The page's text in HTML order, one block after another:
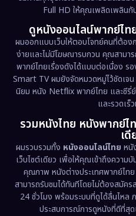
Dystopian
Emotional
Epic มหากาพย์
Erotic
Family ครอบครัว
Fantasy จินตนาการ
Fiction
Film
Full HD ให้คุณเพลิดเพลินกั
ดูหนังออนไลน์พากย์ไท
ผมออกแบบเว็บให้ตอบโจทย์คนที่ต้อง
ง่ายและไม่มีโฆษณารบกวน คุณสามา
พากย์ไทยเรื่องดังได้แบบต่อเนื่อง ร
Smart TV ผมยังจัดหมวดหมู่ไว้ชัดเจ
นิยม หนัง Netflix พากย์ไทย และซีรี่
และรวดเร็
รวมหนังไทย หนังพากย์ไ
เดี
ผมรวบรวมทั้ง หนังออนไลน์ไทย หนั
เว็บไซต์เดียว เพื่อให้คุณเข้าถึงความ
คุณภาพ หนังต่างประเทศพากย์ไ
สามารถรับชมได้ทันทีโดยไม่ต้องสมัค
24 ชั่วโมง พร้อมระบบที่ดูได้ลื่นไหล
ประสบการณ์การดูหนังที่ดีที่สุ